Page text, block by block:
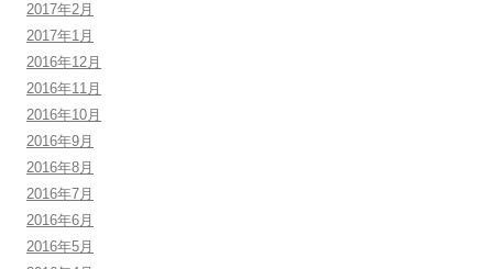
2017年2月
2017年1月
2016年12月
2016年11月
2016年10月
2016年9月
2016年8月
2016年7月
2016年6月
2016年5月